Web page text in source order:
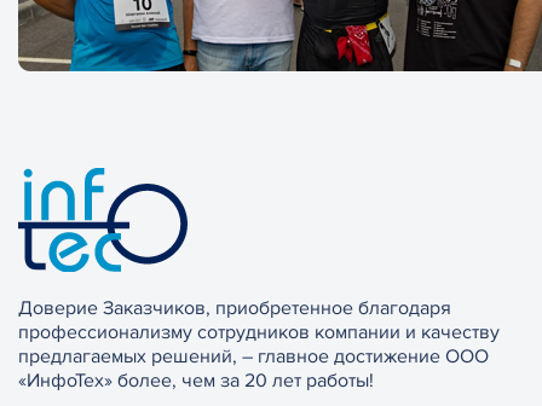
Доверие Заказчиков, приобретенное благодаря
профессионализму сотрудников компании и качеству
предлагаемых решений, – главное достижение ООО
«ИнфоТех» более, чем за 20 лет работы!